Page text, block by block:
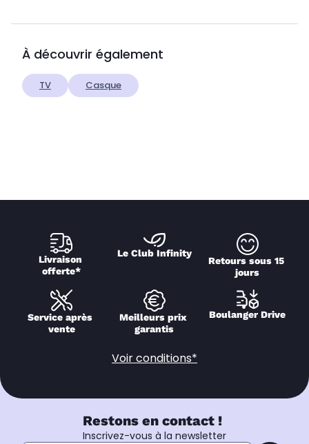
À découvrir également
TV Casque
Livraison
offerte*
Le Club Infinity
Retours sous 15
jours
Service après
vente
Meilleurs prix
garantis
Boulanger Drive
Voir conditions*
Restons en contact !
Inscrivez-vous à la newsletter